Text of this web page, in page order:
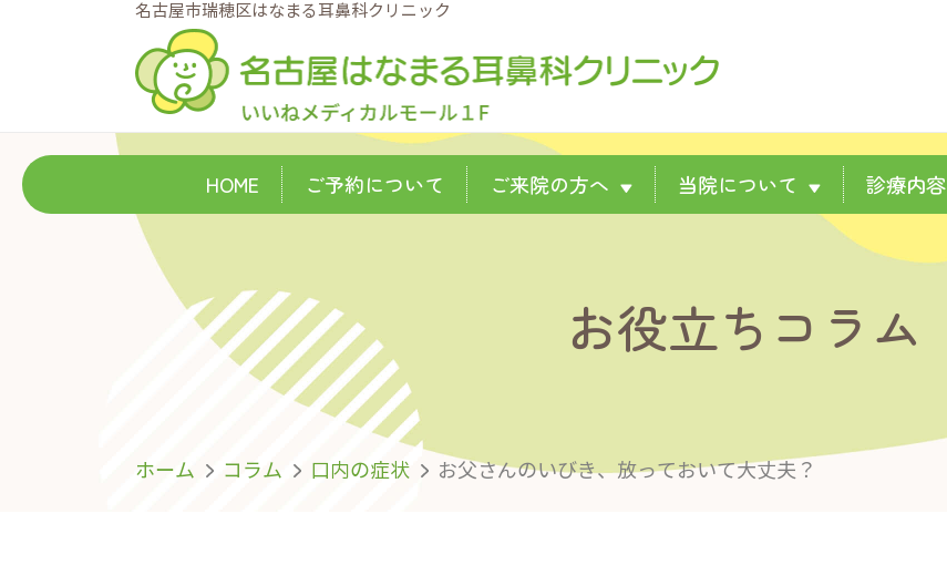
名古屋市瑞穂区はなまる耳鼻科クリニック
HOME ご予約について ご来院の方へ ▼ 当院について ▼ 診療内容
お役立ちコラム
ホーム コラム 口内の症状 お父さんのいびき、放っておいて大丈夫？